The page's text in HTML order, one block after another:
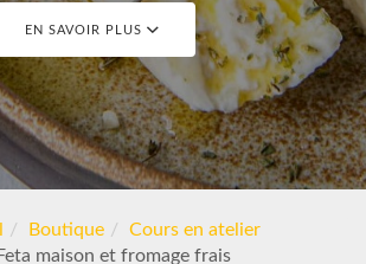
EN SAVOIR PLUS
Boutique
Cours en atelier
Feta maison et fromage frais